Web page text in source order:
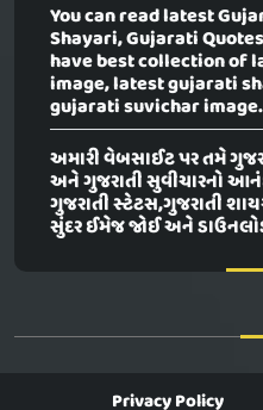
You can read latest
Shayari, Gujarati
have best collection of
image, latest gujarati
gujarati suvichar image.
અમારી વેબસાઈટ પર તમે
અને ગુજરાતી સુવીચારનો
ગુજરાતી સ્ટેટસ,ગુજરાતી
સુંદર ઈમેજ જોઈ અને
Privacy Policy